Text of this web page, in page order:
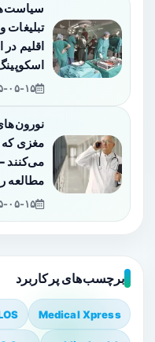
تبلیغات
اقلیم
۱۴۰۵-
مغزی که
می‌کنند
مطالعه
۱۴۰۵-
برچسب‌های پرکاربرد
Medical Xpress